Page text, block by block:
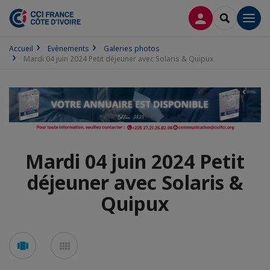
CONNEXION
Accueil Evènements
Galeries photos
Mardi 04 juin 2024 Petit déjeuner avec Solaris & Quipux
Mardi 04 juin 2024 Petit
déjeuner avec Solaris &
Quipux
Voir
en
en